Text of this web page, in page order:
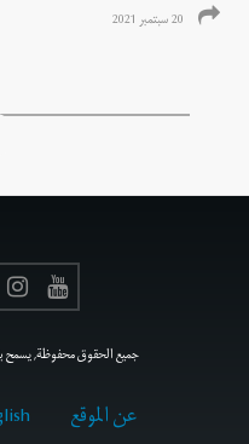
20 سبتمبر 2021
جميع الحقوق محفوظة, يسمح
عن الموقع